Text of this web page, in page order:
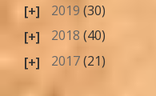
2019 (30)
2018 (40)
2017(21)